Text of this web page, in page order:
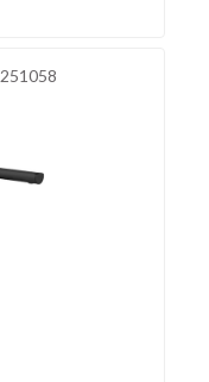
251058